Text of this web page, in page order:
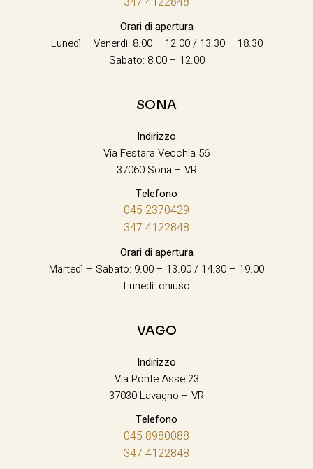
Orari di apertura
Lunedì – Venerdì: 8.00 – 12.00 / 13.30 – 18.30
Sabato: 8.00 – 12.00
SONA
Indirizzo
Via Festara Vecchia 56
37060 Sona – VR
Telefono
045 2370429
347 4122848
Orari di apertura
Martedì – Sabato: 9.00 – 13.00 / 14.30 – 19.00
Lunedì: chiuso
VAGO
Indirizzo
Via Ponte Asse 23
37030 Lavagno – VR
Telefono
045 8980088
347 4122848